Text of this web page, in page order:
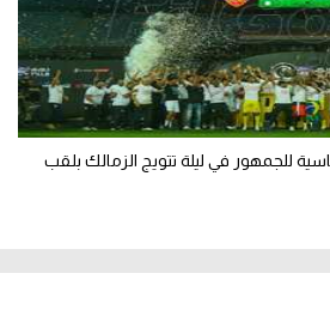
للجمهور في ليلة تتويج الزمالك بلقب